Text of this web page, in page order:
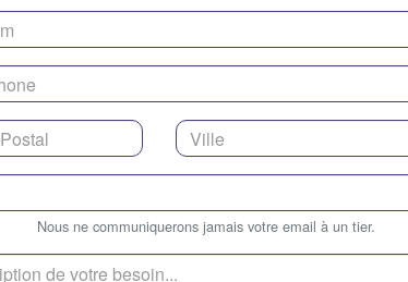
Nous ne communiquerons jamais votre email à un tier.